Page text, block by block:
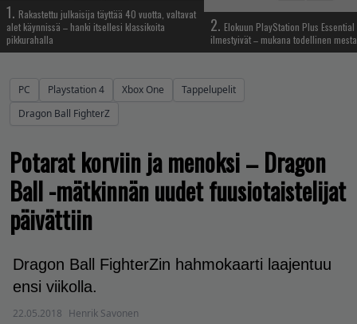
1. Rakastettu julkaisija täyttää 40 vuotta, valtavat
alet käynnissä – hanki itsellesi klassikoita
pikkurahalla
2. Elokuun PlayStation Plus
ilmestyivät – mukana todellinen
PC Playstation 4 Xbox One
Tappelupelit
Dragon Ball FighterZ
Potarat korviin ja menoksi – Dragon
Ball -mätkinnän uudet fuusiotaistelijat
päivättiin
Dragon Ball FighterZin hahmokaarti laajentuu
ensi viikolla.
22.05.2018 Henrik Savonen